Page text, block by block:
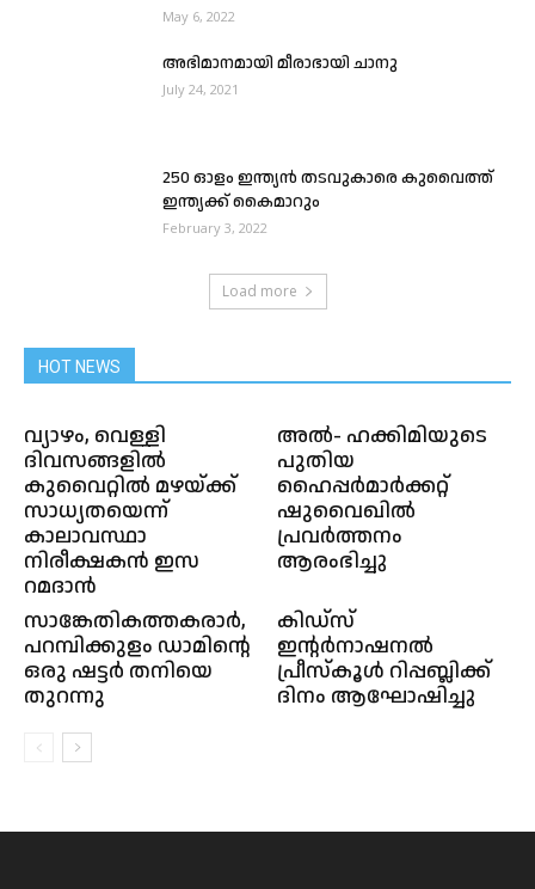
May 6, 2022
അഭിമാനമായി മീരാഭായി ചാനു
July 24, 2021
250 ഓളം ഇന്ത്യൻ തടവുകാരെ കുവൈത്ത്
ഇന്ത്യക്ക് കൈമാറും
February 3, 2022
Load more
HOT NEWS
വ്യാഴം, വെള്ളി
ദിവസങ്ങളിൽ
കുവൈറ്റിൽ മഴയ്ക്ക്
സാധ്യതയെന്ന്
കാലാവസ്ഥാ
നിരീക്ഷകൻ ഇസ
റമദാൻ
അൽ- ഹക്കിമിയുടെ
പുതിയ
ഹൈപ്പർമാർക്കറ്റ്
ഷുവൈഖിൽ
പ്രവർത്തനം
ആരംഭിച്ചു
സാങ്കേതികത്തകരാർ,
പറമ്പിക്കുളം ഡാമിന്റെ
ഒരു ഷട്ടർ തനിയെ
തുറന്നു
കിഡ്‌സ്
ഇന്റർനാഷനൽ
പ്രീസ്‌കൂൾ റിപ്പബ്ലിക്ക്
ദിനം ആഘോഷിച്ചു